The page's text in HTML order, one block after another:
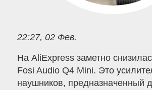
22:27, 02 Фев.
На AliExpress заметно
Fosi Audio Q4 Mini. Это
наушников, предназначенный